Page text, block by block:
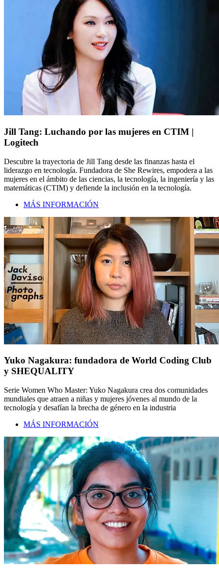
Jill Tang: Luchando por las mujeres en CTIM |
Logitech
Descubre la trayectoria de Jill Tang desde las finanzas hasta el
liderazgo en tecnología. Fundadora de She Rewires, empodera a las
mujeres en el ámbito de las ciencias, la tecnología, la ingeniería y las
matemáticas (CTIM) y defiende la inclusión en la tecnología.
MÁS INFORMACIÓN
Yuko Nagakura: fundadora de World Coding Club
y SHEQUALITY
Serie Women Who Master: Yuko Nagakura crea dos comunidades
mundiales que atraen a niñas y mujeres jóvenes al mundo de la
tecnología y desafían la brecha de género en la industria
MÁS INFORMACIÓN